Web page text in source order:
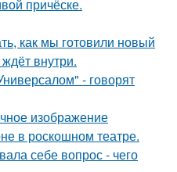
причёске.
как мы готовили новый
внутри.
- говорят
изображение
в роскошном театре.
себе вопрос - чего